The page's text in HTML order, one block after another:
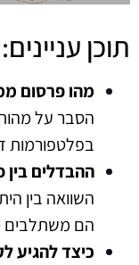
תוכן עניינים:
מהו פרסום
הסבר על
בפלטפורמות
ההבדלים בין
השוואה בין
הם משתלבים
כיצד להגיע